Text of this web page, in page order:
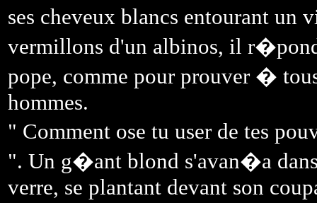
ses cheveux blancs entourant
vermillons d'un albinos, il
pope, comme pour prouver �
hommes.
" Comment ose tu user de tes
". Un g�ant blond s'avan�a
verre, se plantant devant son